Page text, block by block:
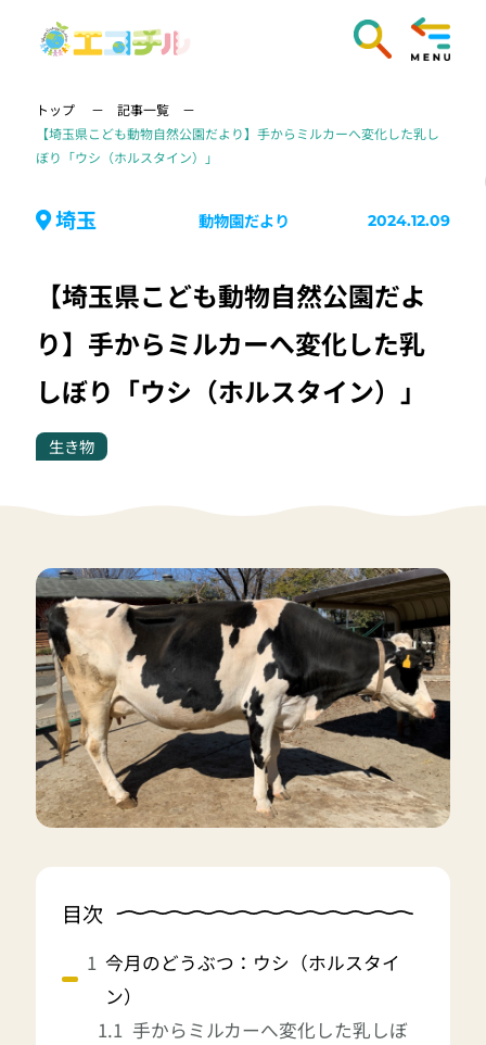
トップ
記事一覧
【埼玉県こども動物自然公園だより】手からミルカーへ変化した乳し
ぼり「ウシ（ホルスタイン）」
埼玉 動物園だより 2024.12.09
【埼玉県こども動物自然公園だよ
り】手からミルカーへ変化した乳
しぼり「ウシ（ホルスタイン）」
生き物
目次
今月のどうぶつ：ウシ（ホルスタイ
ン）
手からミルカーへ変化した乳しぼ